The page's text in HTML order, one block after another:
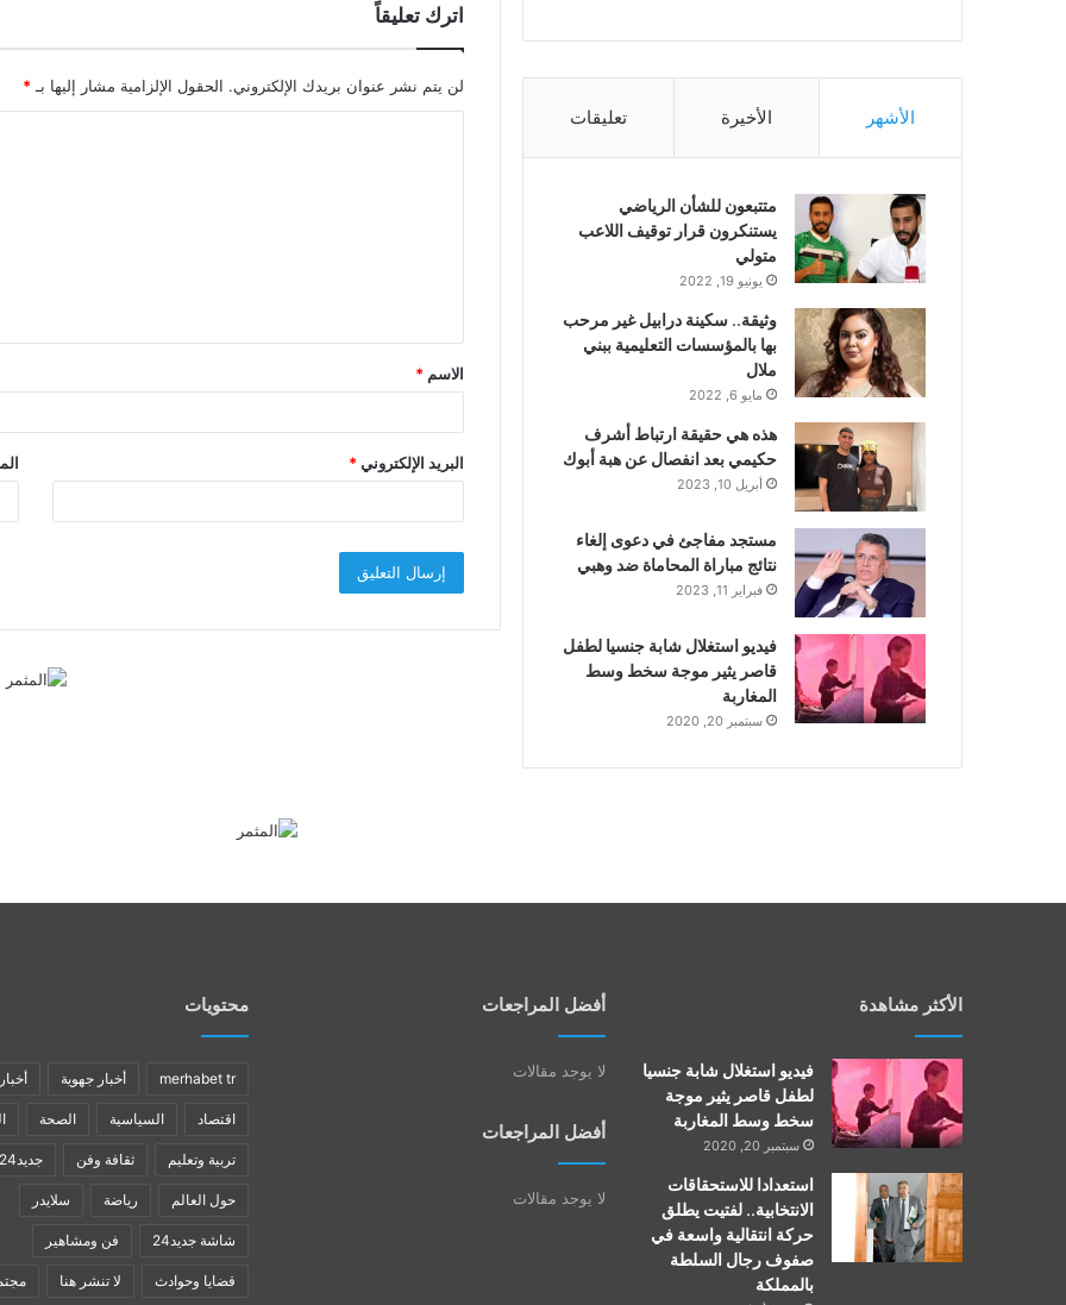
اترك تعليقاً
لن يتم نشر عنوان بريدك الإلكتروني. الحقول الإلزامية مشار إليها بـ *
ق
*
الاسم *
البريد الإلكتروني*
الأشهر الأخيرة تعليقات
متتبعون للشأن الرياضي
يستنكرون قرار توقيف اللاعب
متولي
يونيو 19, 2022
وثيقة.. سكينة درابيل غير مرحب
بها بالمؤسسات التعليمية ببني
ملال
مايو 6, 2022
هذه هي حقيقة ارتباط أشرف
حكيمي بعد انفصال عن هبة أبوك
أبريل 10, 2023
مستجد مفاجئ في دعوى إلغاء
نتائج مباراة المحاماة ضد وهبي
فبراير 11, 2023
فيديو استغلال شابة جنسيا لطفل
قاصر يثير موجة سخط وسط
المغاربة
سبتمبر 20, 2020
الأكثر مشاهدة
فيديو استغلال شابة جنسيا
لطفل قاصر يثير موجة
سخط وسط المغاربة
سبتمبر 20, 2020
استعدادا للاستحقاقات
الانتخابية.. لفتيت يطلق
حركة انتقالية واسعة في
صفوف رجال السلطة
بالمملكة
أفضل المراجعات
لا يوجد مقالات
أفضل المراجعات
لا يوجد مقالات
محتويات
merhabet tr أخبار جهوية
اقتصاد السياسية الصحة
تربية وتعليم ثقافة وفن جديد24
حول العالم رياضة سلايدر
شاشة جديد24 فن ومشاهير
قضايا وحوادث لا تنشر هنا